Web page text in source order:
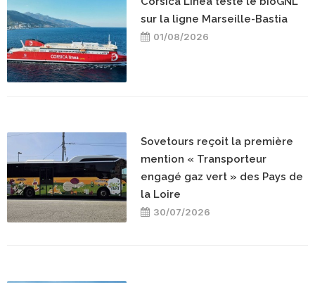
sur la ligne Marseille-Bastia
01/08/2026
Sovetours reçoit la première
mention « Transporteur
engagé gaz vert » des Pays de
la Loire
30/07/2026